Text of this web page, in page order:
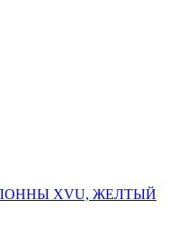
XVU, ЖЕЛТЫЙ